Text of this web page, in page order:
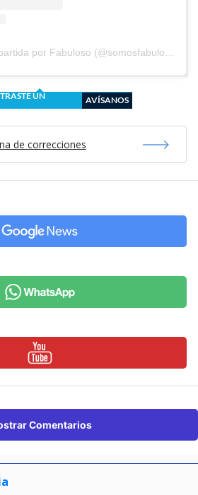
Una publicación compartida por Fabuloso (@somosfabuloso)
UN
AVÍSANOS
de correcciones
Comentarios